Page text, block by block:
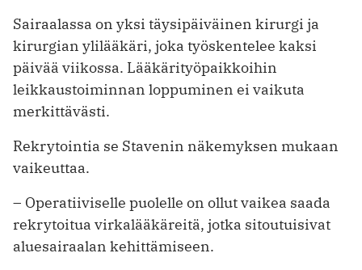
Sairaalassa on yksi täysipäiväinen kirurgi ja
kirurgian ylilääkäri, joka työskentelee kaksi
päivää viikossa. Lääkärityöpaikkoihin
leikkaustoiminnan loppuminen ei vaikuta
merkittävästi.
Rekrytointia se Stavenin näkemyksen mukaan
vaikeuttaa.
– Operatiiviselle puolelle on ollut vaikea saada
rekrytoitua virkalääkäreitä, jotka sitoutuisivat
aluesairaalan kehittämiseen.